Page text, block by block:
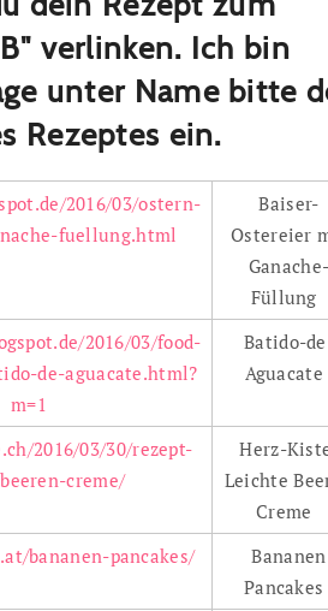
verlinken. Ich bin
unter Name bitte
Rezeptes ein.
2016/03/ostern-
fuellung.html
Baiser-
Ostereier
Füllung
2016/03/food-
de-aguacate.html?
m=1
Batido-
2016/03/30/rezept-
creme/
Herz-
Leichte
Creme
bananen-pancakes/
Bananen